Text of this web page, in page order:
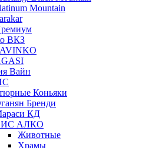
Mountain
ВКЗ
Вайн
Коньяки
Бренди
КД
АЛКО
Животные
Храмы